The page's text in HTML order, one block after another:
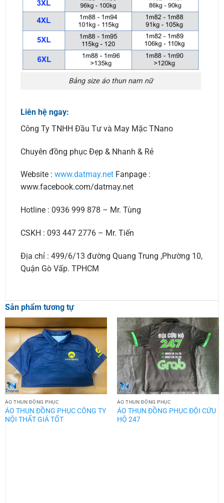
Bảng size áo thun nam nữ
Liên hệ ngay:
Công Ty TNHH Đầu Tư và May Mặc TNano
Chuyên đồng phục Đẹp & Nhanh & Rẻ
Website : www.datmay.netFanpage :
www.facebook.com/datmay.net
Hotline : 0936 999 878 – Mr. Tùng
CSKH : 093 447 2776 – Mr. Tiến
Địa chỉ : 499/6/13 đường Quang Trung ,Phường 10,
Quận Gò Vấp. TPHCM
Sản phẩm tương tự
ÁO THUN ĐỒNG PHỤC
ÁO THUN ĐỒNG PHỤC CÔNG TY
NỘI THẤT GIÁ TỐT
ÁO THUN ĐỒNG PHỤC
ÁO THUN ĐỒNG PHỤC ĐỘI CỨU
HỘ 247